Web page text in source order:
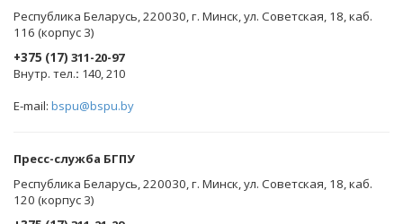
Республика Беларусь, 220030, г. Минск, ул. Советская, 18, каб.
116 (корпус 3)
+375 (17) 311-20-97
Внутр. тел.: 140, 210
E-mail: bspu@bspu.by
Пресс-служба БГПУ
Республика Беларусь, 220030, г. Минск, ул. Советская, 18, каб.
120 (корпус 3)